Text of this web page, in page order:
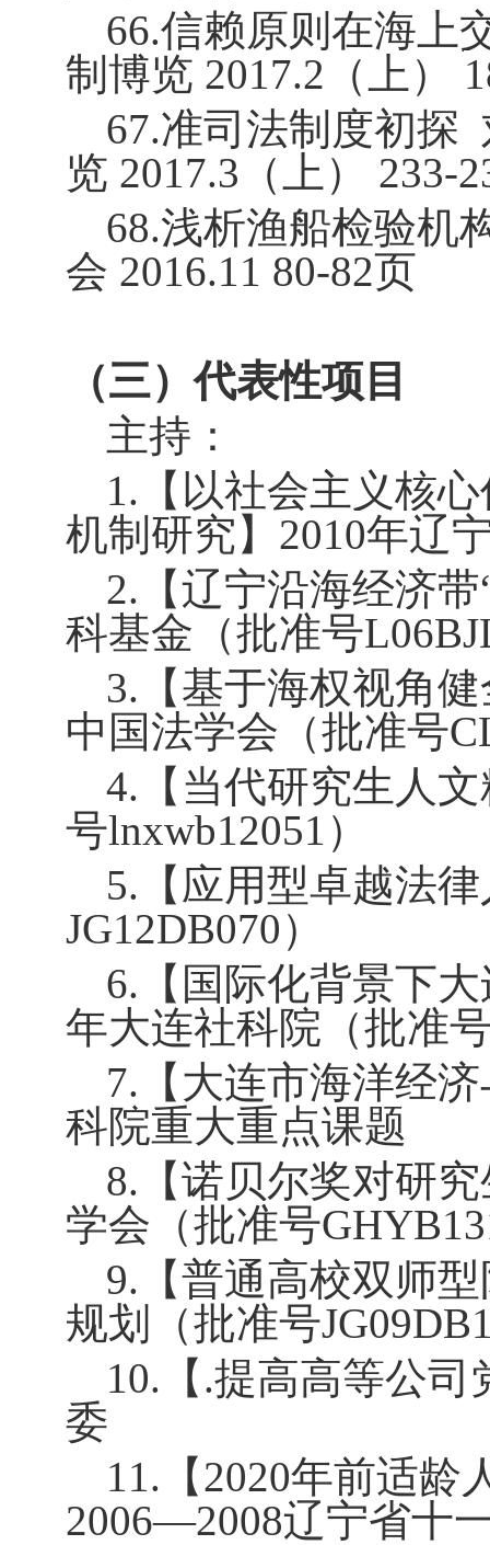
66.信赖原则在海上
制博览 2017.2 （上）
67.准司法制度初探
览 2017.3 （上）
233-
68.浅析渔船检验机
会 2016.11 80-82页
（三）代表性项目
主持：
1. 【以社会主义核
机制研究】 2010年辽
2. 【辽宁沿海经济
科基金（批准号
3. 【基于海权视角
中国法学会（批准号
4. 【当代研究生人
号lnxwb12051 ）
5. 【应用型卓越法
JG12DB070）
6. 【国际化背景下
年大连社科院（批准
7. 【大连市海洋经
科院重大重点课题
8. 【诺贝尔奖对研
学会（批准号
9. 【普通高校双师
规划（批准号
10. 【 .提高高等公司
委
11. 【2020年前适龄
2006—2008辽宁省十